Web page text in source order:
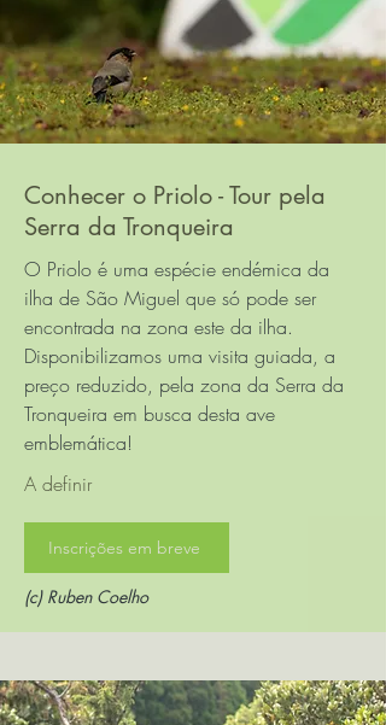
Conhecer o Priolo - Tour pela
Serra da Tronqueira
O Priolo é uma espécie endémica da
ilha de São Miguel que só pode ser
encontrada na zona este da ilha.
Disponibilizamos uma visita guiada, a
preço reduzido, pela zona da Serra da
Tronqueira em busca desta ave
emblemática!
A definir
Inscrições em breve
(c) Ruben Coelho